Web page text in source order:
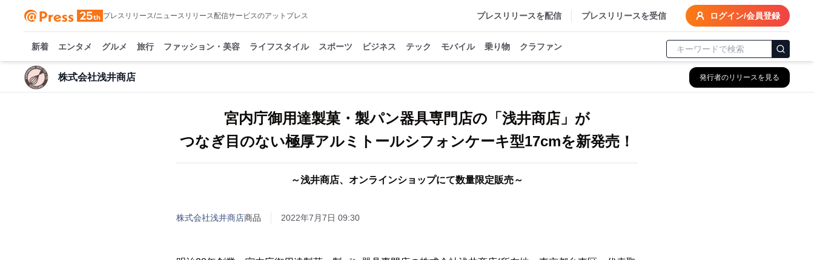
プレスリリース/ニュースリリース配信サービスのアットプレス プレスリリースを配信 プレスリリースを受信 ログイン/会員登録
新着 エンタメ グルメ 旅行 ファッション・美容 ライフスタイル スポーツ ビジネス テック モバイル 乗り物 クラファン
株式会社浅井商店 発行者のリリースを見る
宮内庁御用達製菓・製パン器具専門店の「浅井商店」が
つなぎ目のない極厚アルミトールシフォンケーキ型17cmを新発売！
～浅井商店、オンラインショップにて数量限定販売～
株式会社浅井商店商品 2022年7月7日 09:30